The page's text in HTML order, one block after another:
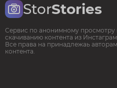
StorStories
Сервис по анонимному просмотру
скачиванию контента из
Все права на принадлежаь авторам
контента.